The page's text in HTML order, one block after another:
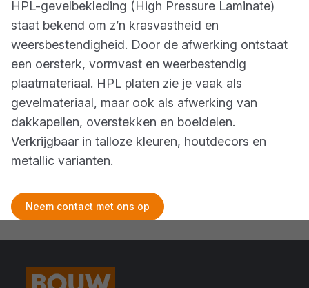
HPL-gevelbekleding (High Pressure Laminate)
staat bekend om z’n krasvastheid en
weersbestendigheid. Door de afwerking ontstaat
een oersterk, vormvast en weerbestendig
plaatmateriaal. HPL platen zie je vaak als
gevelmateriaal, maar ook als afwerking van
dakkapellen, overstekken en boeidelen.
Verkrijgbaar in talloze kleuren, houtdecors en
metallic varianten.
Neem contact met ons op